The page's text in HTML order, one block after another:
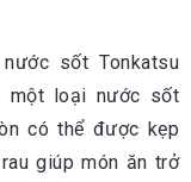
sốt Tonkatsu
một loại nước sốt
có thể được kẹp
giúp món ăn trở